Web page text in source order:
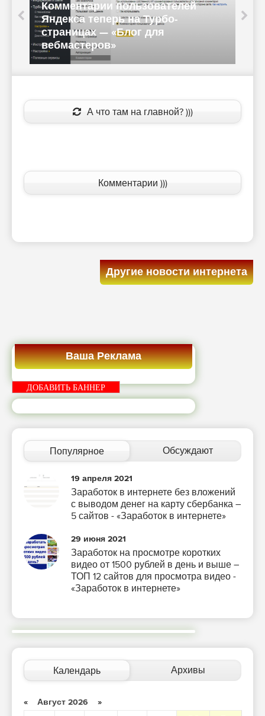
Комментарии пользователей
Яндекса теперь на Турбо-
страницах — «Блог для
вебмастеров»
А что там на главной? )))
Комментарии )))
Другие новости интернета
Ваша Реклама
ДОБАВИТЬ БАННЕР
Популярное Обсуждают
19 апреля 2021
Заработок в интернете без вложений
с выводом денег на карту сбербанка –
5 сайтов - «Заработок в интернете»
29 июня 2021
Заработок на просмотре коротких
видео от 1500 рублей в день и выше –
ТОП 12 сайтов для просмотра видео -
«Заработок в интернете»
Календарь Архивы
« Август 2026 »